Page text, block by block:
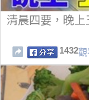
清晨四要，晚上
1432觀